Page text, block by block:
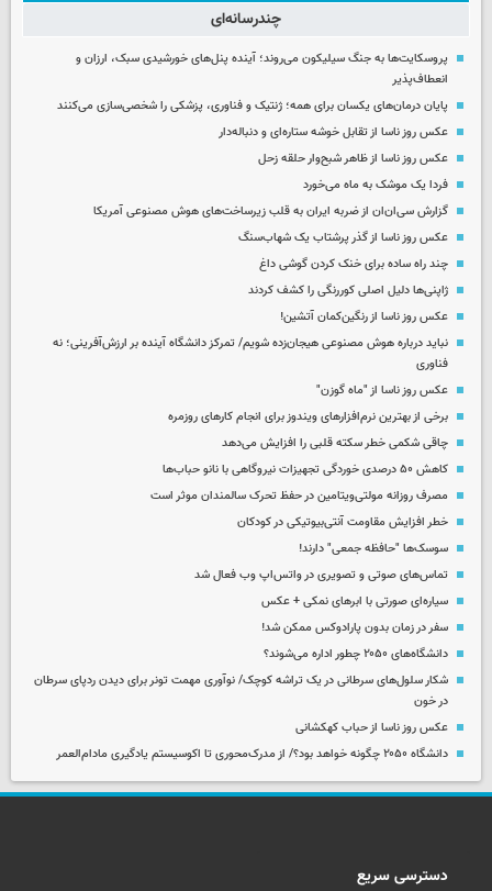
چندرسانه‌ای
پروسکایت‌ها به جنگ سیلیکون می‌روند؛ آینده پنل‌های خورشیدی سبک، ارزان و
انعطاف‌پذیر
پایان درمان‌های یکسان برای همه؛ ژنتیک و فناوری، پزشکی را شخصی‌سازی می‌کنند
عکس روز ناسا از تقابل خوشه ستاره‌ای و دنباله‌دار
عکس روز ناسا از ظاهر شبح‌وار حلقه زحل
فردا یک موشک به ماه می‌خورد
گزارش سی‌ان‌ان از ضربه ایران به قلب زیرساخت‌های هوش مصنوعی آمریکا
عکس روز ناسا از گذر پرشتاب یک شهاب‌سنگ
چند راه‌ ساده برای خنک کردن گوشی داغ
ژاپنی‌ها دلیل اصلی کوررنگی را کشف کردند
عکس روز ناسا از رنگین‌کمان آتشین!
نباید درباره هوش مصنوعی هیجان‌زده شویم/ تمرکز دانشگاه آینده بر ارزش‌آفرینی؛ نه
فناوری
عکس روز ناسا از "ماه گوزن"
برخی از بهترین نرم‌افزارهای ویندوز برای انجام کارهای روزمره
چاقی شکمی خطر سکته قلبی را افزایش می‌دهد
کاهش ۵۰ درصدی خوردگی تجهیزات نیروگاهی با نانو حباب‌ها
مصرف روزانه مولتی‌ویتامین در حفظ تحرک سالمندان موثر است
خطر افزایش مقاومت آنتی‌بیوتیکی در کودکان
سوسک‌ها "حافظه جمعی" دارند!
تماس‌های صوتی و تصویری در واتس‌اپ وب فعال شد
سیاره‌ای صورتی با ابرهای نمکی + عکس
سفر در زمان بدون پارادوکس ممکن شد!
دانشگاه‌های ۲۰۵۰ چطور اداره می‌شوند؟
شکار سلول‌های سرطانی در یک تراشه کوچک/ نوآوری مهمت تونر برای دیدن ردپای سرطان
در خون
عکس روز ناسا از حباب کهکشانی
دانشگاه ۲۰۵۰ چگونه خواهد بود؟/ از مدرک‌محوری تا اکوسیستم یادگیری مادام‌العمر
دسترسی سریع